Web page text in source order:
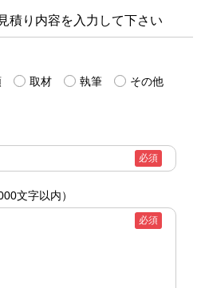
積り内容を入力して下さい
取材 執筆 その他
必須
文字以内）
必須